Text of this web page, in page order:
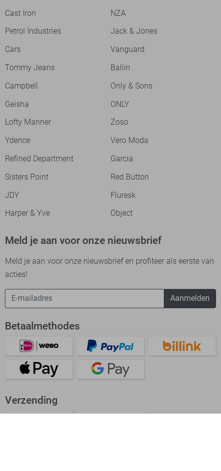
Cast Iron
NZA
Petrol Industries
Jack & Jones
Cars
Vanguard
Tommy Jeans
Ballin
Campbell
Only & Sons
Geisha
ONLY
Lofty Manner
Zoso
Ydence
Vero Moda
Refined Department
Garcia
Sisters Point
Red Button
JDY
Fluresk
Harper & Yve
Object
Meld je aan voor onze nieuwsbrief
Meld je aan voor onze nieuwsbrief en profiteer als eerste van
acties!
Aanmelden
Betaalmethodes
Verzending